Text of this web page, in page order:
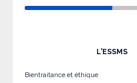
L'ESSMS
Bientraitance et éthique